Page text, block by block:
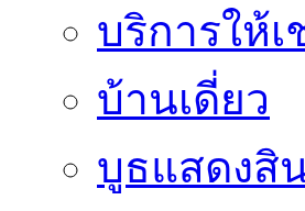
บริการให้เ
บ้านเดี่ยว
บูธแสดงสิ